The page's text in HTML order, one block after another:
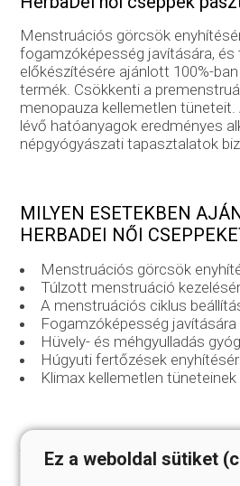
Menstruációs görcsök
fogamzóképesség javítására, és
előkészítésére ajánlott 100%-
termék. Csökkenti a
menopauza kellemetlen
lévő hatóanyagok eredményes
népgyógyászati tapasztalatok
MILYEN ESETEKBEN
HERBADEI NŐI
Menstruációs görcsök
Túlzott menstruáció
A menstruációs ciklus
Fogamzóképesség javítására
Hüvely- és méhgyulladás
Húgyuti fertőzések
Klimax kellemetlen
Ez a weboldal sütiket